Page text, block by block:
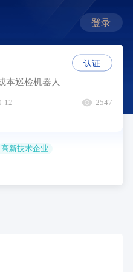
登录
本巡检机器人
12 2547
高新技术企业
认证